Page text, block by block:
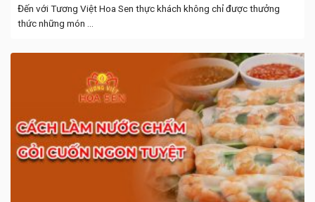
Đến với Tương Việt Hoa Sen thực khách không chỉ được thưởng
thức những món ...